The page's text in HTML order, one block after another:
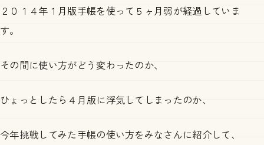
２０１４年１月版手帳を使って５ヶ月弱が経過していま
す。
その間に使い方がどう変わったのか、
ひょっとしたら４月版に浮気してしまったのか、
今年挑戦してみた手帳の使い方をみなさんに紹介して、